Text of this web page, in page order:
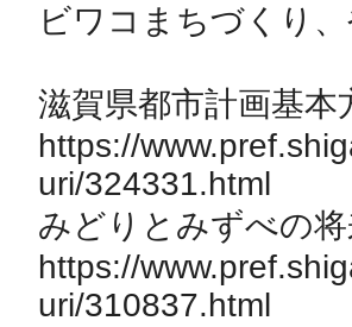
ビワコまちづくり
滋賀県都市計画基本
https://
uri/324331.html
みどりとみずべの
https://
uri/310837.html